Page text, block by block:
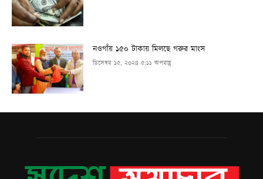
নওগাঁয় ১৫০ টাকায় মিলছে গরুর মাংস
ডিসেম্বর ১৫, ২০২৪ ৫:১১ অপরাহ্ণ